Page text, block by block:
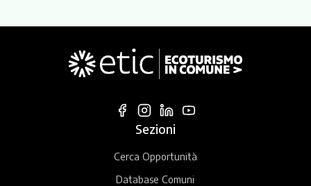
Sezioni
Cerca Opportunità
Database Comuni